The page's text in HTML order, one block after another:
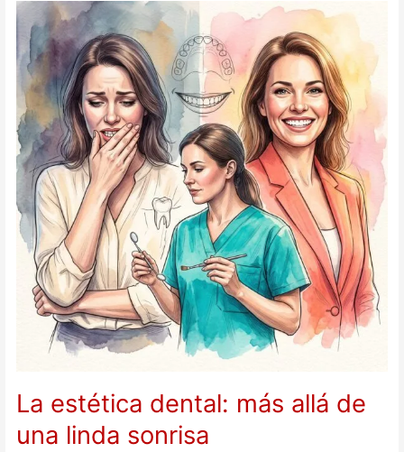
La estética dental: más allá de
una linda sonrisa
La
estética
dental:
más
allá
de
una
linda
sonrisa